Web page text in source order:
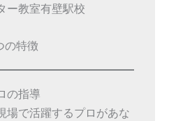
ー教室有壁駅校
の特徴
の指導
場で活躍するプロがあな